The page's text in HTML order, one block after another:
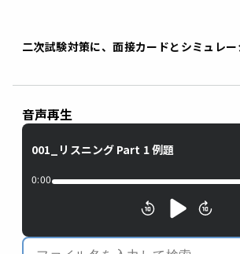
二次試験対策に、面接カードとシミュレー
音声再生
001_リスニング Part 1 例題
0:00